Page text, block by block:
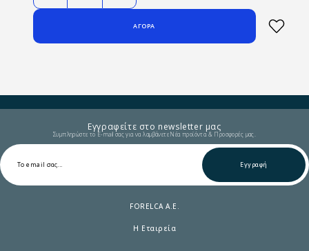
Εγγραφείτε στο newsletter μας
Συμπληρώστε το E-mail σας για να λαμβάνετε Νέα προϊόντα & Προσφορές μας.
Εγγραφή
FORELCA A.E.
Η Εταιρεία